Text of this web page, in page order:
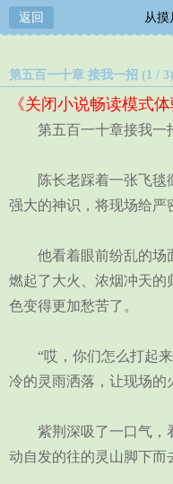
返回 从摸
第五百一十章 接我一招 (1 / 3)
《关闭小说畅读模式体
第五百一十章接我一
陈长老踩着一张飞毯
强大的神识，将现场给严
他看着眼前纷乱的场
燃起了大火、浓烟冲天的
色变得更加愁苦了。
“哎，你们怎么打起来
冷的灵雨洒落，让现场的
紫荆深吸了一口气，
动自发的往的灵山脚下而